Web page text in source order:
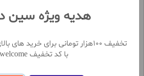
رطوبت رسان و آبرسان پوست
جلوگیری از خشکی پوست
هدیه ویژه
با کد تخفیف welcome